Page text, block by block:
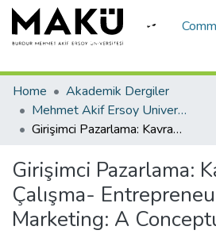
Home
Akademik Dergiler
Mehmet Akif Ersoy University Journal of Social Sciences Institute
Girişimci Pazarlama: Kavramsal Bir Çalışma- Entrepreneurial Marketing: A Conceptual Study
Girişimci Pazarlama:
Çalışma-
Marketing: A